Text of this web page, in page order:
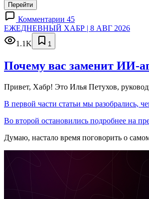
Перейти
Комментарии 45
ЕЖЕДНЕВНЫЙ ХАБР | 8 АВГ 2026
1.1K
1
Почему вас заменит
Привет, Хабр! Это Илья Петухов,
В первой части статьи мы разобрались,
Во второй остановились подробнее на
Думаю, настало время поговорить о